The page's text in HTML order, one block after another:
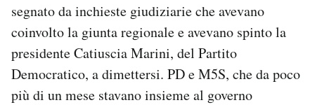
segnato da inchieste giudiziarie che avevano
coinvolto la giunta regionale e avevano spinto la
presidente Catiuscia Marini, del Partito
Democratico, a dimettersi. PD e M5S, che da poco
più di un mese stavano insieme al governo